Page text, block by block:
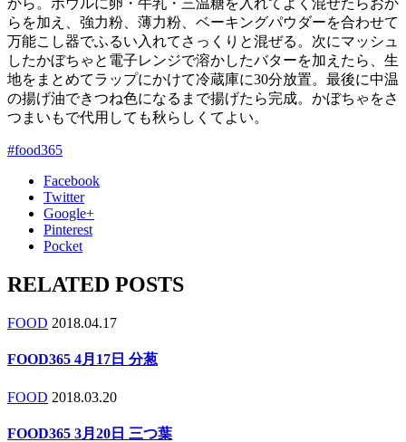
から。ボウルに卵・牛乳・三温糖を入れてよく混ぜたらおか
らを加え、強力粉、薄力粉、ベーキングパウダーを合わせて
万能こし器でふるい入れてさっくりと混ぜる。次にマッシュ
したかぼちゃと電子レンジで溶かしたバターを加えたら、生
地をまとめてラップにかけて冷蔵庫に30分放置。最後に中温
の揚げ油できつね色になるまで揚げたら完成。かぼちゃをさ
つまいもで代用しても秋らしくてよい。
#food365
Facebook
Twitter
Google+
Pinterest
Pocket
RELATED POSTS
FOOD 2018.04.17
FOOD365 4月17日 分葱
FOOD 2018.03.20
FOOD365 3月20日 三つ葉